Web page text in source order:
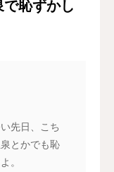
で恥ずかし
先日、こち
とかでも恥
。